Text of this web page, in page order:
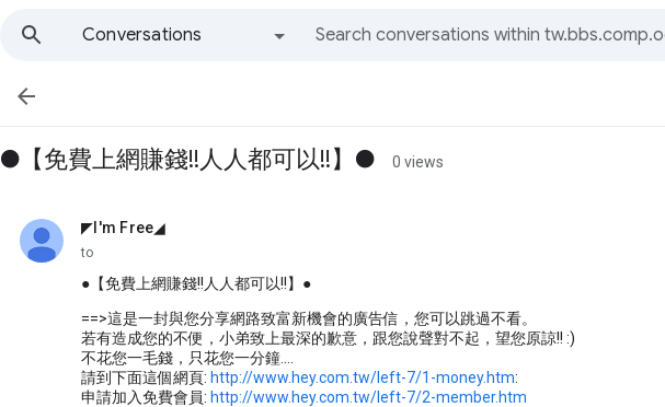
Conversations

●【免費上網賺錢!!人人都可以!!】● 0 views
◤I'm Free◢
unread,
to
●【免費上網賺錢!!人人都可以!!】●
==>這是一封與您分享網路致富新機會的廣告信，您可以跳過不看。
若有造成您的不便，小弟致上最深的歉意，跟您說聲對不起，望您原諒!! :)
不花您一毛錢，只花您一分鐘....
請到下面這個網頁: http://www.hey.com.tw/left-7/1-money.htm:
申請加入免費會員: http://www.hey.com.tw/left-7/2-member.htm